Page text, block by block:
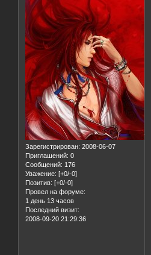
Зарегистрирован: 2008-06-07
Приглашений: 0
Сообщений: 176
Уважение: [+0/-0]
Позитив: [+0/-0]
Провел на форуме:
1 день 13 часов
Последний визит:
2008-09-20 21:29:36